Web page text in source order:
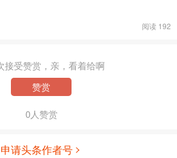
阅读 192
接受赞赏，亲，看着给啊
赞赏
0人赞赏
申请头条作者号